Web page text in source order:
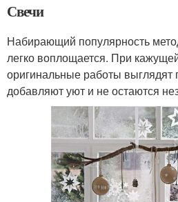
Свечи
Набирающий популярность
легко воплощается. При
оригинальные работы выглядят
добавляют уют и не остаются